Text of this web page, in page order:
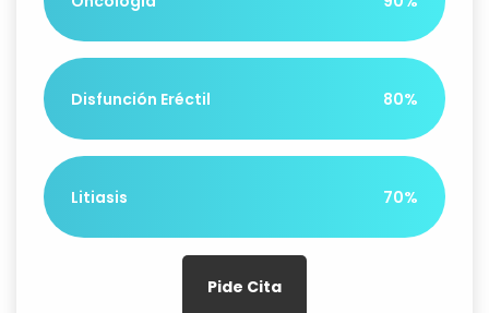
Disfunción Eréctil 80%
Litiasis 70%
Pide Cita